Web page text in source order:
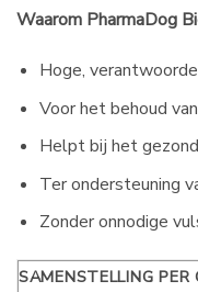
Waarom PharmaDog
Hoge,
Voor het behoud
Helpt bij het
Ter ondersteuning
Zonder onnodige
SAMENSTELLING PER